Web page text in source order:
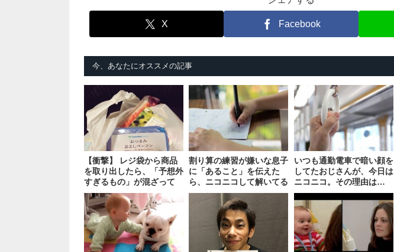
X Facebook
今、あなたにオススメの記事
【衝撃】 レジ袋から商品
を取り出したら、「予想外
すぎるもの」が混ざって
た！！
割り算の練習が嫌いな息子
に「あること」を伝えた
ら、ニコニコして解いてる
いつも通勤電車で暗い顔を
してたおじさんが、今日は
ニコニコ。その理由は…